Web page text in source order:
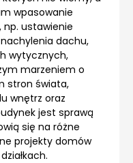
wpasowanie
np. ustawienie
dachu,
wytycznych,
marzeniem o
stron świata,
wnętrz oraz
jest sprawą
się na różne
projekty domów